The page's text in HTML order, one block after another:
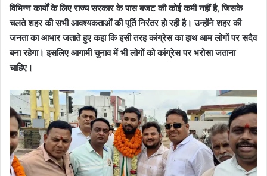
विभिन्न कार्यों के लिए राज्य सरकार के पास बजट की कोई कमी नहीं है, जिसके
चलते शहर की सभी आवश्यकताओं की पूर्ति निरंतर हो रही है। उन्होंने शहर की
जनता का आभार जताते हुए कहा कि इसी तरह कांग्रेस का हाथ आम लोगों पर सदैव
बना रहेगा। इसलिए आगामी चुनाव में भी लोगों को कांग्रेस पर भरोसा जताना
चाहिए।